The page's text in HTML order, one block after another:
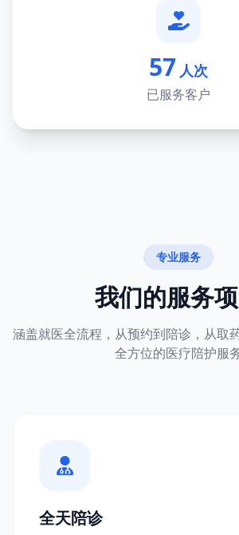
57 人次
已服务客户
专业服务
我们的服务
涵盖就医全流程，从预约到陪诊，从取
全方位的医疗陪护服
全天陪诊